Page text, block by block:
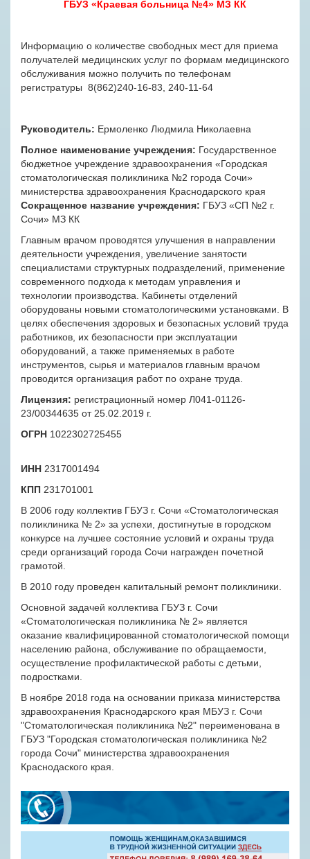
ГБУЗ «Краевая больница №4» МЗ КК
Информацию о количестве свободных мест для приема
получателей медицинских услуг по формам медицинского
обслуживания можно получить по телефонам
регистратуры 8(862)240-16-83, 240-11-64
Руководитель: Ермоленко Людмила Николаевна
Полное наименование учреждения: Государственное
бюджетное учреждение здравоохранения «Городская
стоматологическая поликлиника №2 города Сочи»
министерства здравоохранения Краснодарского края
Сокращенное название учреждения: ГБУЗ «СП №2 г.
Сочи» МЗ КК
Главным врачом проводятся улучшения в направлении
деятельности учреждения, увеличение занятости
специалистами структурных подразделений, применение
современного подхода к методам управления и
технологии производства. Кабинеты отделений
оборудованы новыми стоматологическими установками. В
целях обеспечения здоровых и безопасных условий труда
работников, их безопасности при эксплуатации
оборудований, а также применяемых в работе
инструментов, сырья и материалов главным врачом
проводится организация работ по охране труда.
Лицензия: регистрационный номер Л041-01126-
23/00344635 от 25.02.2019 г.
ОГРН 1022302725455
ИНН 2317001494
КПП 231701001
В 2006 году коллектив ГБУЗ г. Сочи «Стоматологическая
поликлиника № 2» за успехи, достигнутые в городском
конкурсе на лучшее состояние условий и охраны труда
среди организаций города Сочи награжден почетной
грамотой.
В 2010 году проведен капитальный ремонт поликлиники.
Основной задачей коллектива ГБУЗ г. Сочи
«Стоматологическая поликлиника № 2» является
оказание квалифицированной стоматологической помощи
населению района, обслуживание по обращаемости,
осуществление профилактической работы с детьми,
подростками.
В ноябре 2018 года на основании приказа министерства
здравоохранения Краснодарского края МБУЗ г. Сочи
"Стоматологическая поликлиника №2" переименована в
ГБУЗ "Городская стоматологическая поликлиника №2
города Сочи" министерства здравоохранения
Краснодаского края.